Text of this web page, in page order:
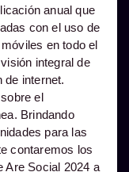
anual que
con el uso de
en todo el
integral de
de internet.
el
Brindando
para las
contaremos los
Are Social 2024 a